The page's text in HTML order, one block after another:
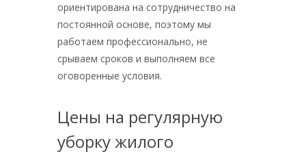
ориентирована на сотрудничество на
постоянной основе, поэтому мы
работаем профессионально, не
срываем сроков и выполняем все
оговоренные условия.
Цены на регулярную
уборку жилого